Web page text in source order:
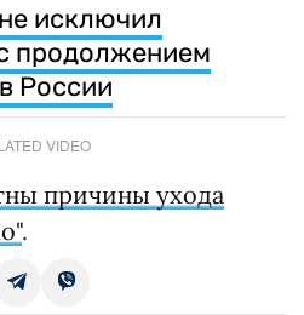
исключил
продолжением
России
VIDEO
причины ухода
.